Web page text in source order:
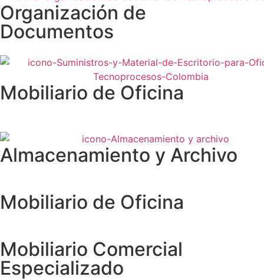
Organización de
Documentos
Mobiliario de Oficina
Almacenamiento y Archivo
Mobiliario de Oficina
Mobiliario Comercial
Especializado